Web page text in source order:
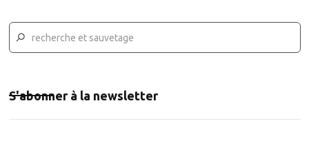
S'abonner à la newsletter